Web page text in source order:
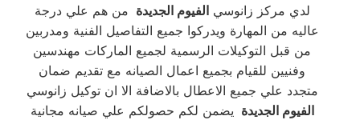
لدي مركز زانوسيالفيوم الجديدة من هم علي درجة
عاليه من المهارة ويدركوا جميع التفاصيل الفنية ومدربين
من قبل التوكيلات الرسمية لجميع الماركات مهندسين
وفنيين للقيام بجميع اعمال الصيانه مع تقديم ضمان
متجدد علي جميع الاعطال بالاضافة الا ان توكيل زانوسي
الفيوم الجديدة يضمن لكم حصولكم علي صيانه مجانية